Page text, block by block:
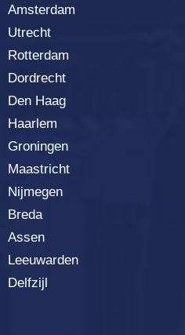
Amsterdam
Utrecht
Rotterdam
Dordrecht
Den Haag
Haarlem
Groningen
Maastricht
Nijmegen
Breda
Assen
Leeuwarden
Delfzijl